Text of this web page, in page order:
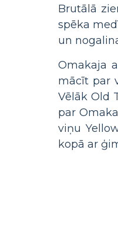
Brutālā
spēka
un
Omakaja
mācīt par
Vēlāk Old
par
viņu
kopā ar